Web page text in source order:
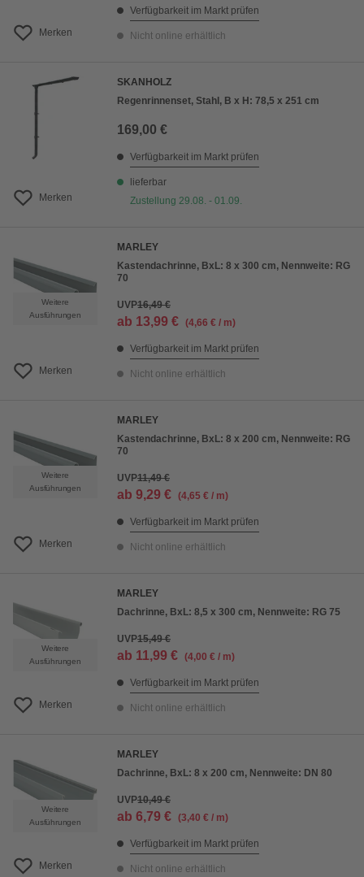
Merken
Verfügbarkeit im Markt prüfen
Nicht online erhältlich
Merken
SKANHOLZ
Regenrinnenset, Stahl, B x H: 78,5 x 251 cm
169,00 €
Verfügbarkeit im Markt prüfen
lieferbar
Zustellung 29.08. - 01.09.
Weitere
Ausführungen
Merken
MARLEY
Kastendachrinne, BxL: 8 x 300 cm, Nennweite: RG
70
UVP16,49 €
ab 13,99 € (4,66 € / m)
Verfügbarkeit im Markt prüfen
Nicht online erhältlich
Weitere
Ausführungen
Merken
MARLEY
Kastendachrinne, BxL: 8 x 200 cm, Nennweite: RG
70
UVP11,49 €
ab 9,29 € (4,65 € / m)
Verfügbarkeit im Markt prüfen
Nicht online erhältlich
Weitere
Ausführungen
Merken
MARLEY
Dachrinne, BxL: 8,5 x 300 cm, Nennweite: RG 75
UVP15,49 €
ab 11,99 € (4,00 € / m)
Verfügbarkeit im Markt prüfen
Nicht online erhältlich
Weitere
Ausführungen
Merken
MARLEY
Dachrinne, BxL: 8 x 200 cm, Nennweite: DN 80
UVP10,49 €
ab 6,79 € (3,40 € / m)
Verfügbarkeit im Markt prüfen
Nicht online erhältlich